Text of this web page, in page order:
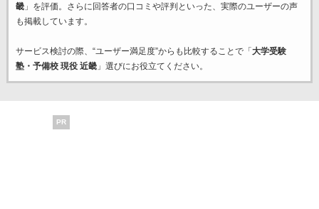
畿」を評価。さらに回答者の口コミや評判といった、実際のユーザーの声
も掲載しています。
サービス検討の際、“ユーザー満足度”からも比較することで「 大学受験
塾・予備校 現役 近畿」選びにお役立てください。
PR